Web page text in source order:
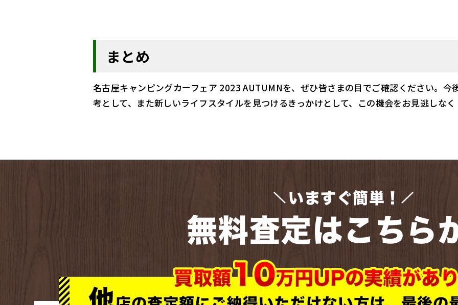
まとめ
名古屋キャンピングカーフェア 2023 AUTUMNを、ぜひ皆さまの目でご確認ください。今
考として、また新しいライフスタイルを見つけるきっかけとして、この機会をお見逃しなく
いますぐ簡単！
無料査定はこちら